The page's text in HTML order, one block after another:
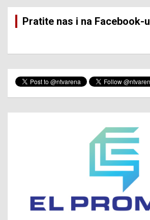
Pratite nas i na Facebook-u